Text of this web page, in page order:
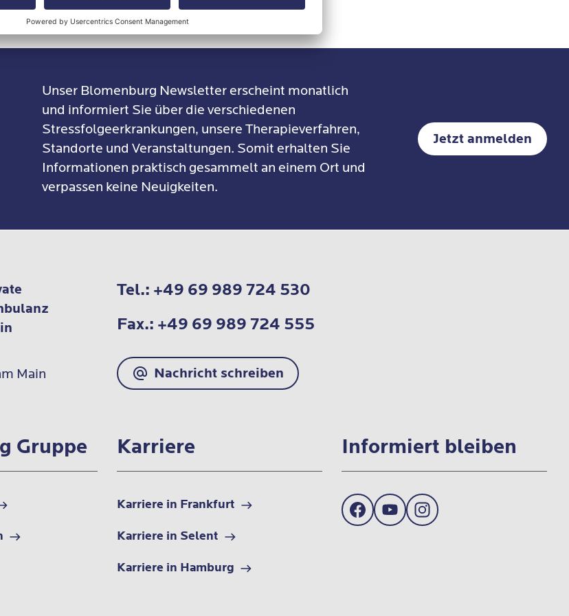
Unser Blomenburg Newsletter erscheint monatlich
und informiert Sie über die verschiedenen
Stressfolgeerkrankungen, unsere Therapieverfahren,
Standorte und Veranstaltungen. Somit erhalten Sie
Informationen praktisch gesammelt an einem Ort und
verpassen keine Neuigkeiten.
Jetzt anmelden
Main
Tel.: +49 69 989 724 530
Fax.: +49 69 989 724 555
Nachricht schreiben
Gruppe Karriere
Karriere in Frankfurt
Karriere in Selent
Karriere in Hamburg
Informiert bleiben